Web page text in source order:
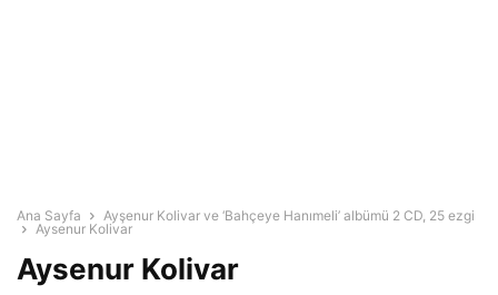
Ana Sayfa
Ayşenur Kolivar ve ‘Bahçeye Hanımeli’ albümü 2 CD, 25 ezgi
Aysenur Kolivar
Aysenur Kolivar